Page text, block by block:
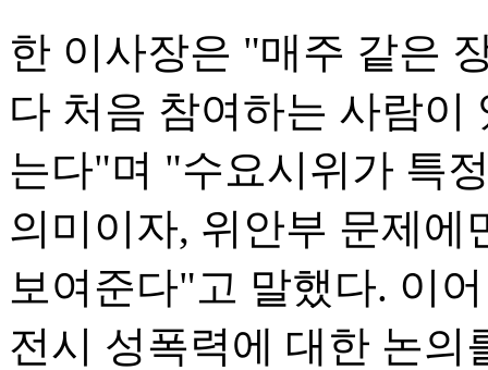
한 이사장은 "매주 같은
다 처음 참여하는 사람이
는다"며 "수요시위가 특
의미이자, 위안부 문제에
보여준다"고 말했다. 이
전시 성폭력에 대한 논의